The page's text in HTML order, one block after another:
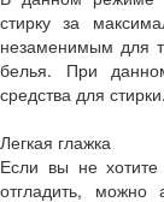
стирку за
незаменимым для
белья. При
средства для стирки.
Легкая глажка
Если вы не
отгладить, можно